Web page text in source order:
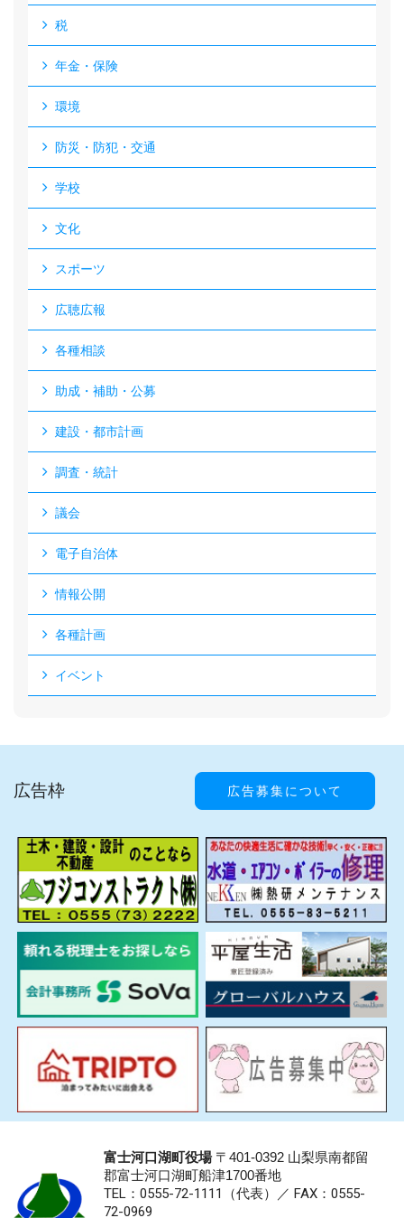
税
年金・保険
環境
防災・防犯・交通
学校
文化
スポーツ
広聴広報
各種相談
助成・補助・公募
建設・都市計画
調査・統計
議会
電子自治体
情報公開
各種計画
イベント
広告枠 広告募集について
富士河口湖町役場〒401-0392 山梨県南都留
郡富士河口湖町船津1700番地
TEL：0555-72-1111 （代表）／ FAX：0555-
72-0969